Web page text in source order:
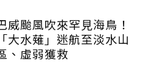
威颱風吹來罕見海鳥！
「大水薙」迷航至淡水山
、虛弱獲救